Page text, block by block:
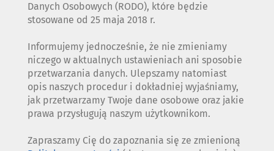
Danych Osobowych (RODO), które będzie
stosowane od 25 maja 2018 r.
Informujemy jednocześnie, że nie zmieniamy
niczego w aktualnych ustawieniach ani sposobie
przetwarzania danych. Ulepszamy natomiast
opis naszych procedur i dokładniej wyjaśniamy,
jak przetwarzamy Twoje dane osobowe oraz jakie
prawa przysługują naszym użytkownikom.
Zapraszamy Cię do zapoznania się ze zmienioną